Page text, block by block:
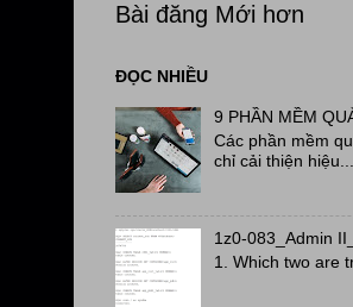
Bài đăng Mới hơn
ĐỌC NHIỀU
9 PHẦN MỀM
Các phần mềm
chỉ cải thiện hiệu...
1z0-083_Admin
1. Which two are